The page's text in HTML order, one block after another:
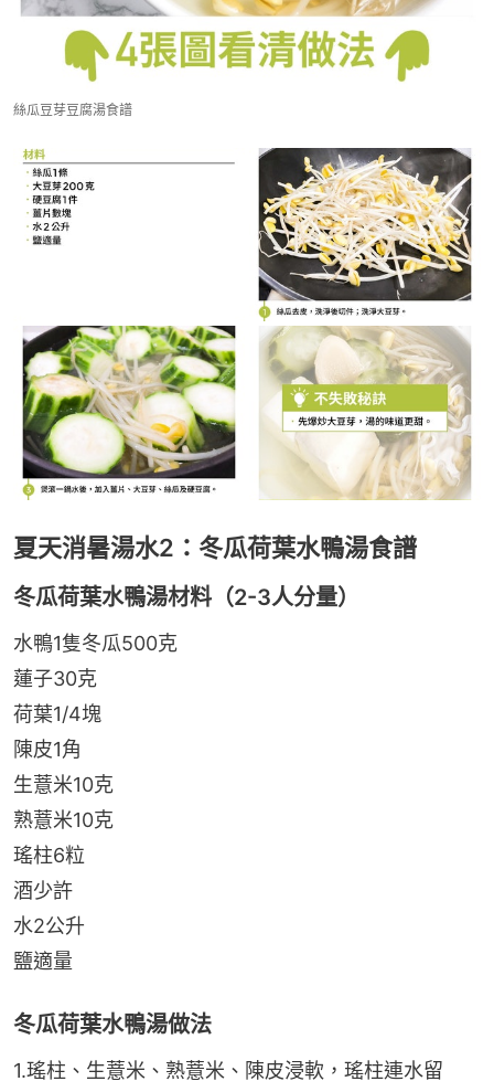
絲瓜豆芽豆腐湯食譜
夏天消暑湯水2：冬瓜荷葉水鴨湯食譜
冬瓜荷葉水鴨湯材料（2-3人分量）
水鴨1隻冬瓜500克
蓮子30克
荷葉1/4塊
陳皮1角
生薏米10克
熟薏米10克
瑤柱6粒
酒少許
水2公升
鹽適量
冬瓜荷葉水鴨湯做法
1.瑤柱、生薏米、熟薏米、陳皮浸軟，瑤柱連水留